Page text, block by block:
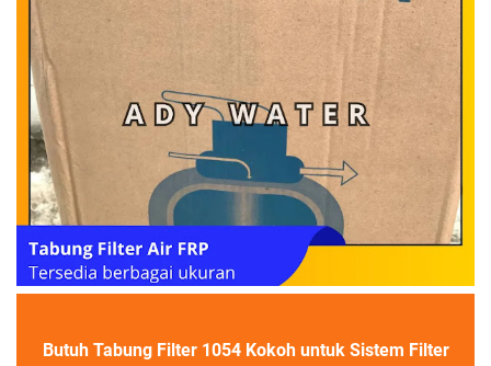
Butuh Tabung Filter 1054 Kokoh untuk Sistem Filter